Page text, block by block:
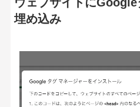
埋め込み